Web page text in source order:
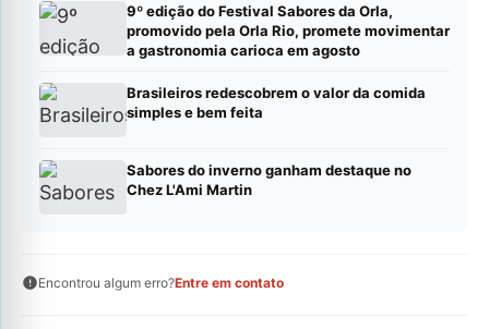
9º edição do Festival Sabores da Orla,
promovido pela Orla Rio, promete movimentar
a gastronomia carioca em agosto
Brasileiros redescobrem o valor da comida
simples e bem feita
Sabores do inverno ganham destaque no
Chez L'Ami Martin
Encontrou algum erro?Entre em contato